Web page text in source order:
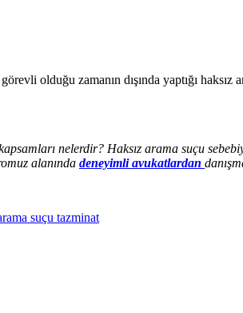
olduğu zamanın dışında yaptığı
nelerdir? Haksız arama suçu
alanında deneyimli avukatlardan
suçu tazminat